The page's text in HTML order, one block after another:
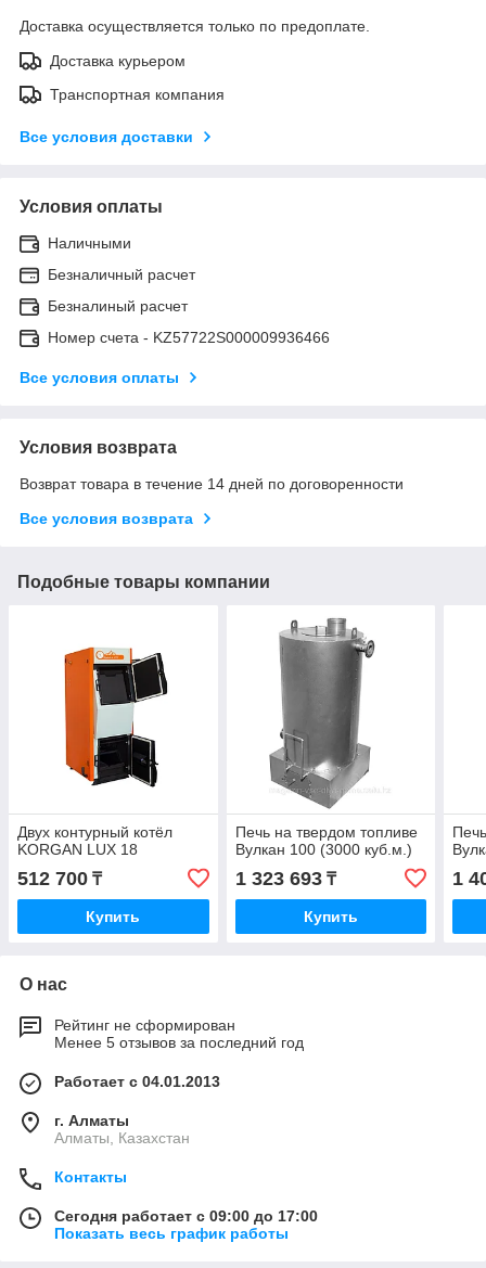
Доставка осуществляется только по предоплате.
Доставка курьером
Транспортная компания
Все условия доставки
Условия оплаты
Наличными
Безналичный расчет
Безналиный расчет
Номер счета - KZ57722S000009936466
Все условия оплаты
Условия возврата
Возврат товара в течение 14 дней по договоренности
Все условия возврата
Подобные товары компании
Двух контурный котёл
KORGAN LUX 18
512 700 ₸
Купить
Печь на твердом топливе
Вулкан 100 (3000 куб.м.)
1 323 693₸
Купить
1
О нас
Рейтинг не сформирован
Менее 5 отзывов за последний год
Работает с 04.01.2013
г. Алматы
Алматы, Казахстан
Контакты
Сегодня работает с 09:00 до 17:00
Показать весь график работы